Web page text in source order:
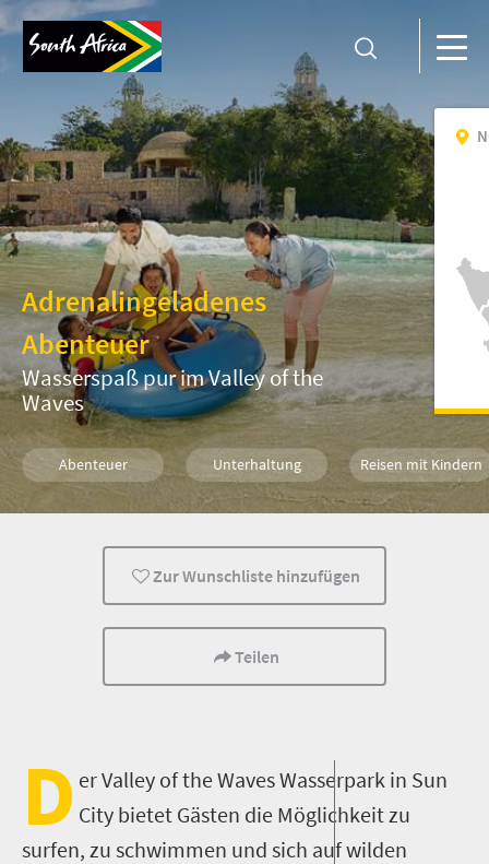
Adrenalingeladenes
Abenteuer
Wasserspaß pur im Valley of the
Waves
Abenteuer Unterhaltung Reisen mit Kindern
preiswert Attraktionen Wasserabenteuer
Zur Wunschliste hinzufügen
Teilen
D er Valley of the Waves Wasserpark in Sun
City bietet Gästen die Möglichkeit zu
surfen, zu schwimmen und sich auf wilden